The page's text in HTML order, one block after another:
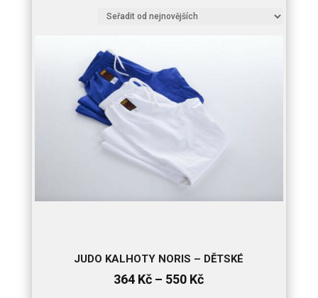
nejnovějších
JUDO KALHOTY NORIS – DĚTSKÉ
364 Kč – 550 KčRozpětí